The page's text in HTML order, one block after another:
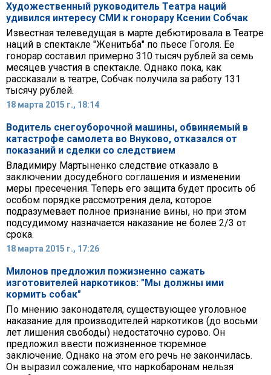
Художественный руководитель Театра наций
удивился интересу СМИ к гонорару Ксении Собчак
Известная телеведущая в марте дебютировала в Театре
наций в спектакле "Женитьба" по пьесе Гоголя. Ее
гонорар составил примерно 310 тысяч рублей за семь
месяцев участия в спектакле. Однако пока, как
рассказали в театре, Собчак получила за работу 131
тысячу рублей.
18 марта 2015 г., 18:14
Водитель снегоуборочной машины, обвиняемый в
катастрофе самолета во Внуково, отказался от
показаний и сделки со следствием
Владимиру Мартыненко следствие отказало в
заключении досудебного соглашения и изменении
меры пресечения. Теперь его защита будет просить об
особом порядке рассмотрения дела, которое
подразумевает полное признание вины, но при этом
подсудимому назначается наказание не более 2/3 от
срока.
18 марта 2015 г., 17:26
Милонов предложил пожизненно сажать
изготовителей наркотиков: "Мы должны ими
кормить собак"
По мнению законодателя, существующее уголовное
наказание для производителей наркотиков (до восьми
лет лишения свободы) недостаточно сурово. Он
предложил ввести пожизненное тюремное
заключение. Однако на этом его речь не закончилась.
Он выразил сожаление, что наркобаронам нельзя